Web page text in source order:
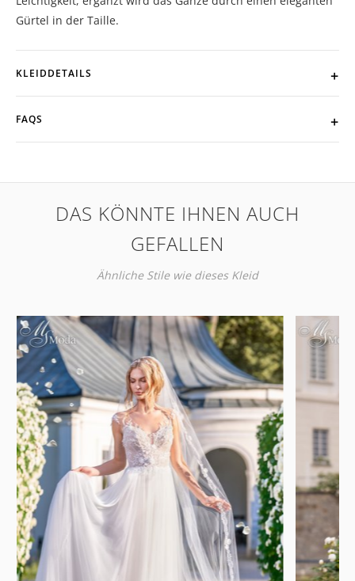
Gürtel in der Taille.
KLEIDDETAILS
FAQS
DAS KÖNNTE IHNEN AUCH
GEFALLEN
Ähnliche Stile wie dieses Kleid